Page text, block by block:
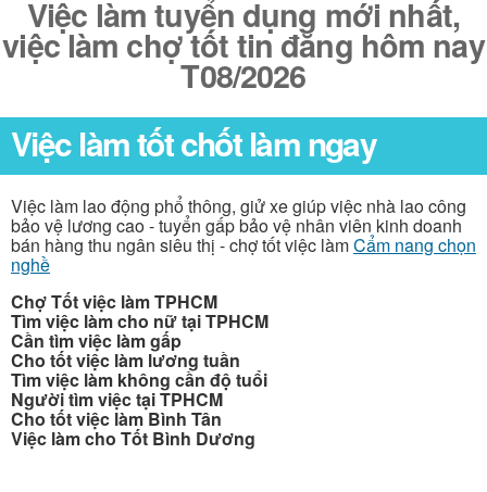
Việc làm tuyển dụng mới nhất,
việc làm chợ tốt tin đăng hôm nay
T08/2026
Việc làm tốt chốt làm ngay
Việc làm lao động phổ thông, giử xe giúp việc nhà lao công
bảo vệ lương cao - tuyển gấp bảo vệ nhân viên kinh doanh
bán hàng thu ngân siêu thị - chợ tốt việc làmCẩm nang chọn
nghề
Chợ Tốt việc làm TPHCM
Tìm việc làm cho nữ tại TPHCM
Cần tìm việc làm gấp
Cho tốt việc làm lương tuần
Tìm việc làm không cần độ tuổi
Người tìm việc tại TPHCM
Cho tốt việc làm Bình Tân
Việc làm cho Tốt Bình Dương